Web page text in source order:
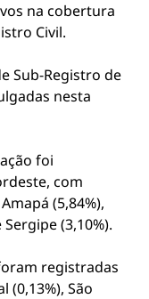
na cobertura
Civil.
Sub-Registro de
nesta
foi
com
(5,84%),
(3,10%).
registradas
(0,13%), São